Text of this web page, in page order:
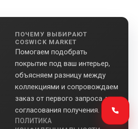
ПОЧЕМУ ВЫБИРАЮТ
COSWICK MARKET
Помогаем подобрать
покрытие под ваш интерьер,
объясняем разницу между
коллекциями и сопровождаем
заказ от первого запроса до
согласования получения.
ПОЛИТИКА